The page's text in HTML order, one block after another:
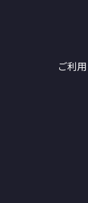
ご利